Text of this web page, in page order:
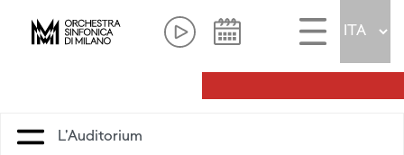
L'Auditorium